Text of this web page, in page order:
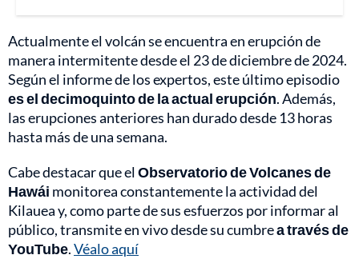
Actualmente el volcán se encuentra en erupción de
manera intermitente desde el 23 de diciembre de 2024.
Según el informe de los expertos, este último episodio
es el decimoquinto de la actual erupción. Además,
las erupciones anteriores han durado desde 13 horas
hasta más de una semana.
Cabe destacar que elObservatorio de Volcanes de
Hawái monitorea constantemente la actividad del
Kilauea y, como parte de sus esfuerzos por informar al
público, transmite en vivo desde su cumbrea través de
YouTube.Véalo aquí